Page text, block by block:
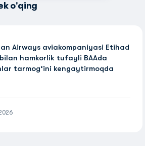
o'qing
Airways aviakompaniyasi Etihad
hamkorlik tufayli BAAda
tarmog‘ini kengaytirmoqda